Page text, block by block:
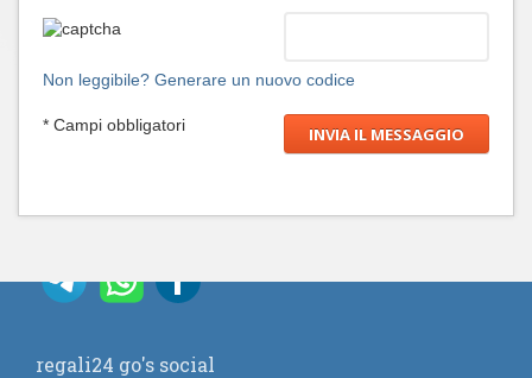
Non leggibile? Generare un nuovo codice
* Campi obbligatori
regali24 go's social